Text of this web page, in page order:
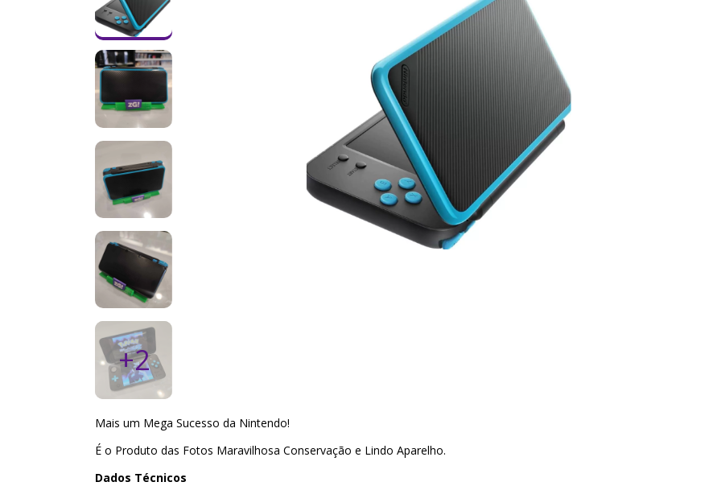
+2
Mais um Mega Sucesso da Nintendo!
É o Produto das Fotos Maravilhosa Conservação e Lindo Aparelho.
Dados Técnicos